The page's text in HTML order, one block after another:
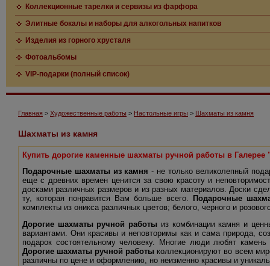
Коллекционные тарелки и сервизы из фарфора
Элитные бокалы и наборы для алкогольных напитков
Изделия из горного хрусталя
Фотоальбомы
VIP-подарки (полный список)
Главная > Художественные работы > Настольные игры > Шахматы из камня
Шахматы из камня
Купить дорогие каменные шахматы ручной работы в Галерее
Подарочные шахматы из камня - не только великолепный
еще с древних времен ценится за свою красоту и
досками различных размеров и из разных материалов. Доски
ту, которая понравится Вам больше всего.
Подарочные
комплекты из оникса различных цветов; белого, черного и
Дорогие шахматы ручной работы из комбинации камня и
вариантами. Они красивы и неповторимы как и сама природа,
подарок состоятельному человеку. Многие люди любят
Дорогие шахматы ручной работы коллекционируют во всем
различны по цене и оформлению, но неизменно красивы и